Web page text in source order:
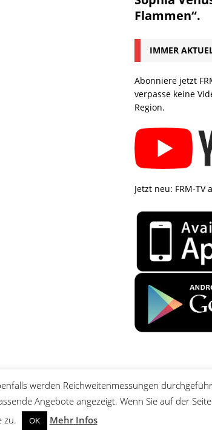
Flammen“.
IMMER
Abonniere jetzt
verpasse keine
Region.
Jetzt neu: FRM-TV
werden Reichweitenmessungen
Angebote angezeigt. Wenn Sie auf der
zu.
OK Mehr Infos